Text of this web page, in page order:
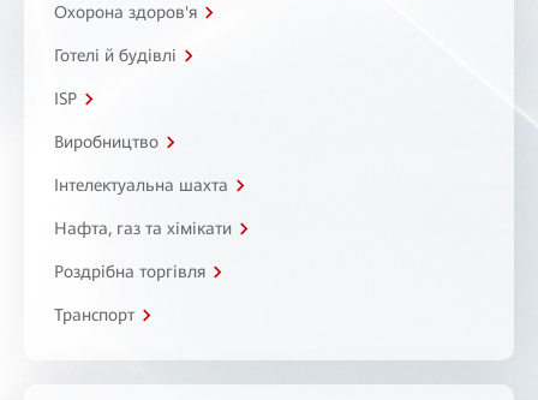
Охорона здоров'я
Готелі й будівлі
ISP
Виробництво
Інтелектуальна шахта
Нафта, газ та хімікати
Роздрібна торгівля
Транспорт